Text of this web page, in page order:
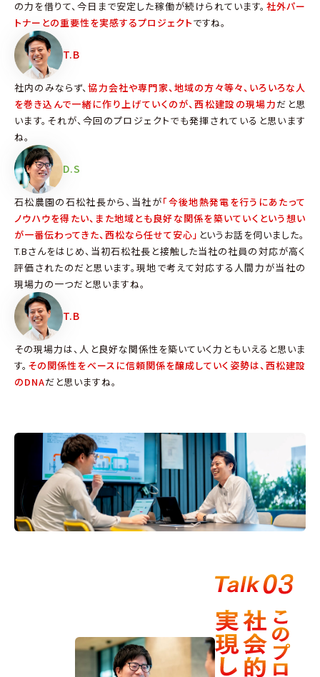
の力を借りて、今日まで安定した稼働が続けられています。 社外パー
トナーとの重要性を実感するプロジェクトですね。
T.B
社内のみならず、協力会社や専門家、地域の方々等々、いろいろな人
を巻き込んで一緒に作り上げていくのが、西松建設の現場力だと思
います。それが、今回のプロジェクトでも発揮されていると思います
ね。
D.S
石松農園の石松社長から、当社が「今後地熱発電を行うにあたって
ノウハウを得たい、また地域とも良好な関係を築いていくという想い
が一番伝わってきた、西松なら任せて安心」 というお話を伺いました。
T.Bさんをはじめ、当初石松社長と接触した当社の社員の対応が高く
評価されたのだと思います。現地で考えて対応する人間力が当社の
現場力の一つだと思いますね。
T.B
その現場力は、人と良好な関係性を築いていく力ともいえると思いま
す。 その関係性をべースに信頼関係を醸成していく姿勢は、西松建設
のDNAだと思いますね。